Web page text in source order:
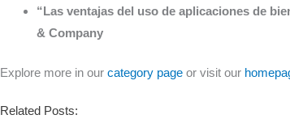
“Las ventajas del uso de aplicaciones de
& Company
Explore more in ourcategory page or visit our
Related Posts: